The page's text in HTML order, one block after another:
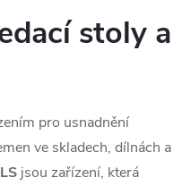
stoly a
pro usnadnění
ve skladech, dílnách a
jsou zařízení, která